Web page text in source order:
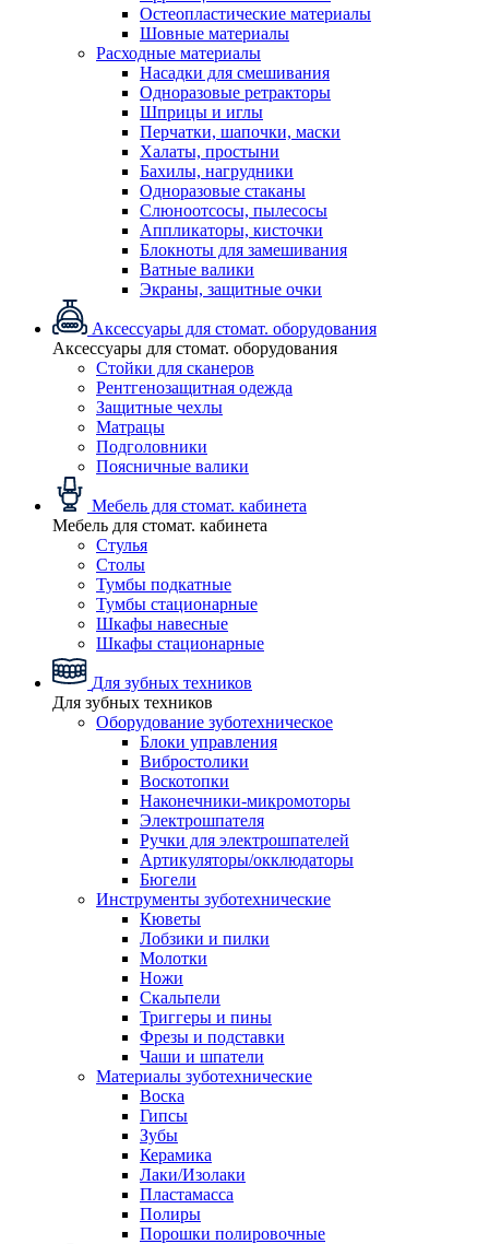
Остеопластические материалы
Шовные материалы
Расходные материалы
Насадки для смешивания
Одноразовые ретракторы
Шприцы и иглы
Перчатки, шапочки, маски
Халаты, простыни
Бахилы, нагрудники
Одноразовые стаканы
Слюноотсосы, пылесосы
Аппликаторы, кисточки
Блокноты для замешивания
Ватные валики
Экраны, защитные очки
Аксессуары для стомат. оборудования
Аксессуары для стомат. оборудования
Стойки для сканеров
Рентгенозащитная одежда
Защитные чехлы
Матрацы
Подголовники
Поясничные валики
Мебель для стомат. кабинета
Мебель для стомат. кабинета
Стулья
Столы
Тумбы подкатные
Тумбы стационарные
Шкафы навесные
Шкафы стационарные
Для зубных техников
Для зубных техников
Оборудование зуботехническое
Блоки управления
Вибростолики
Воскотопки
Наконечники-микромоторы
Электрошпателя
Ручки для электрошпателей
Артикуляторы/окклюдаторы
Бюгели
Инструменты зуботехнические
Кюветы
Лобзики и пилки
Молотки
Ножи
Скальпели
Триггеры и пины
Фрезы и подставки
Чаши и шпатели
Материалы зуботехнические
Воска
Гипсы
Зубы
Керамика
Лаки/Изолаки
Пластамасса
Полиры
Порошки полировочные